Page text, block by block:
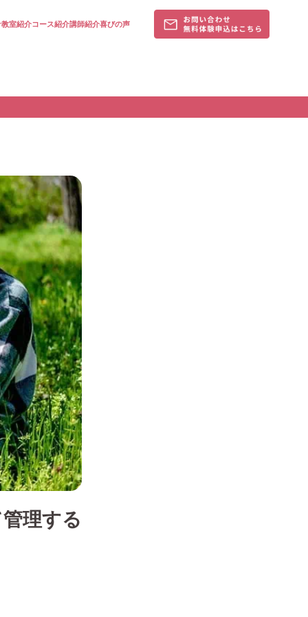
教室紹介コース紹介講師紹介喜びの声
理する